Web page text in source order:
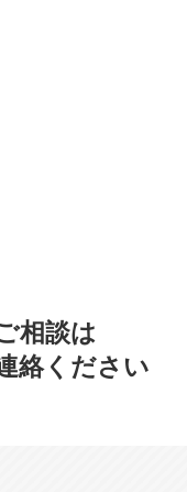
相談は
絡ください